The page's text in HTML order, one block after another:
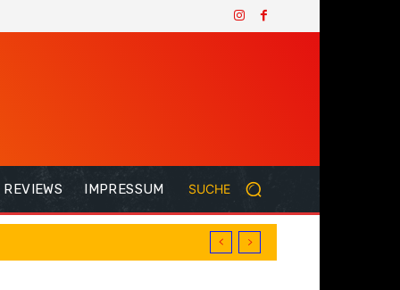
REVIEWS IMPRESSUM SUCHE